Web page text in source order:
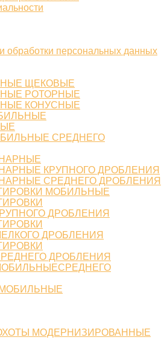
обработки персональных данных
ЩЕКОВЫЕ
РОТОРНЫЕ
КОНУСНЫЕ
СРЕДНЕГО
КРУПНОГО ДРОБЛЕНИЯ
СРЕДНЕГО ДРОБЛЕНИЯ
МОБИЛЬНЫЕ
ДРОБЛЕНИЯ
ДРОБЛЕНИЯ
ДРОБЛЕНИЯ
МОДЕРНИЗИРОВАННЫЕ